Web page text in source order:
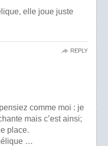
elle joue juste
comme moi : je
mais c’est ainsi;
place.
…
REPLY